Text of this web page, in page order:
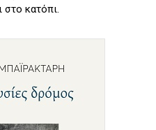
στο κατόπι.